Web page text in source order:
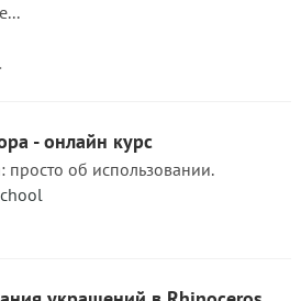
- онлайн курс
просто об использовании.